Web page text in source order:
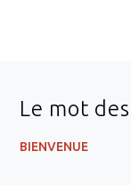
Le mot
BIENVENUE